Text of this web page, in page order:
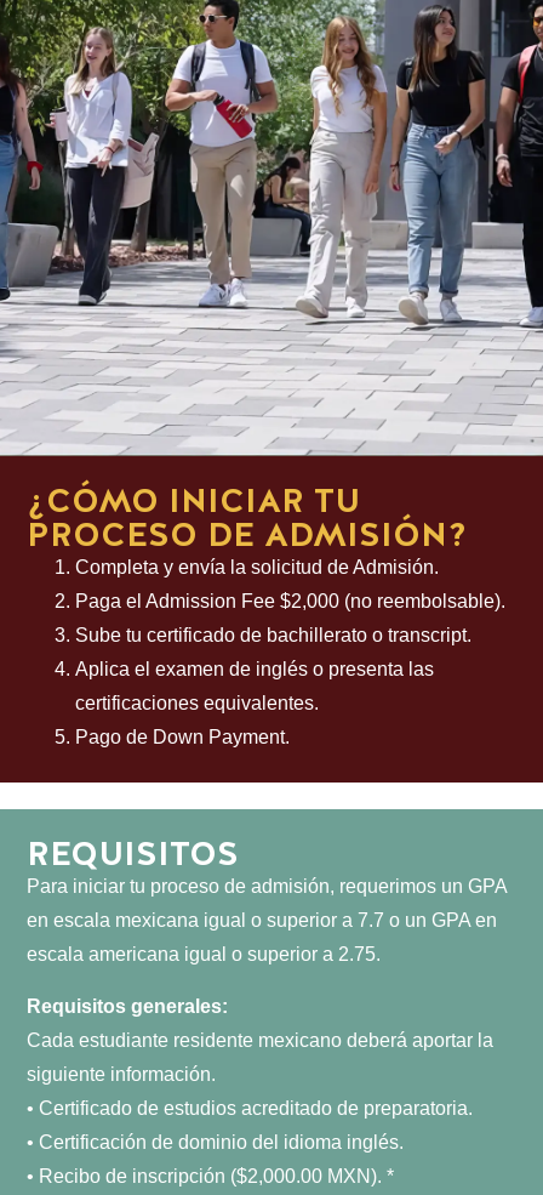
¿CÓMO INICIAR TU
PROCESO DE ADMISIÓN?
Completa y envía la solicitud de Admisión.
Paga el Admission Fee $2,000 (no reembolsable).
Sube tu certificado de bachillerato o transcript.
Aplica el examen de inglés o presenta las
certificaciones equivalentes.
Pago de Down Payment.
REQUISITOS
Para iniciar tu proceso de admisión, requerimos un GPA
en escala mexicana igual o superior a 7.7 o un GPA en
escala americana igual o superior a 2.75.
Requisitos generales:
Cada estudiante residente mexicano deberá aportar la
siguiente información.
•⁠ ⁠Certificado de estudios acreditado de preparatoria.
•⁠ ⁠Certificación de dominio del idioma inglés.
•⁠ ⁠Recibo de inscripción ($2,000.00 MXN). *